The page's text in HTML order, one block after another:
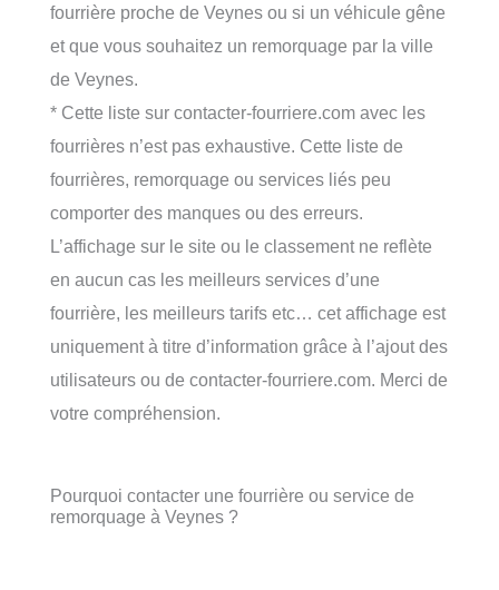
fourrière proche de Veynes ou si un véhicule gêne
et que vous souhaitez un remorquage par la ville
de Veynes.
* Cette liste sur contacter-fourriere.com avec les
fourrières n’est pas exhaustive. Cette liste de
fourrières, remorquage ou services liés peu
comporter des manques ou des erreurs.
L’affichage sur le site ou le classement ne reflète
en aucun cas les meilleurs services d’une
fourrière, les meilleurs tarifs etc… cet affichage est
uniquement à titre d’information grâce à l’ajout des
utilisateurs ou de contacter-fourriere.com. Merci de
votre compréhension.
Pourquoi contacter une fourrière ou service de
remorquage à Veynes ?